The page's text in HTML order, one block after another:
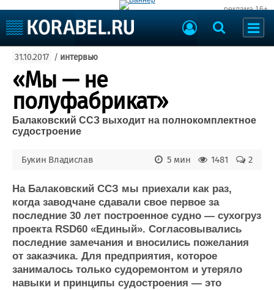
реклама 16+
Судоходство
Судоремонт
События
Пресс-релизы
Порты
Рыболовство
ВМФ
Образование
Еще
Новости
Компании
Репутация
Работа
Крюинг
Журнал
Доска объявлений
Продажа флота
Оборудование
Изделия
Материалы
Услуги
31.10.2017 / интервью
«Мы — не
полуфабрикат»
Балаковский ССЗ выходит на полнокомплектное
судостроение
Букин Владислав 2
1481
5 мин
На Балаковский ССЗ мы приехали как раз,
когда заводчане сдавали свое первое за
последние 30 лет построенное судно — сухогруз
проекта RSD60 «Единый». Согласовывались
последние замечания и вносились пожелания
от заказчика. Для предприятия, которое
занималось только судоремонтом и утеряло
навыки и принципы судостроения — это